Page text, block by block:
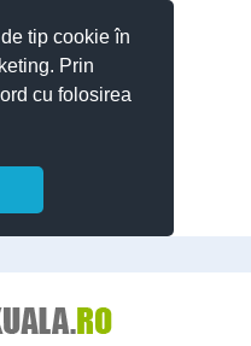
tip cookie în
Prin
cu folosirea